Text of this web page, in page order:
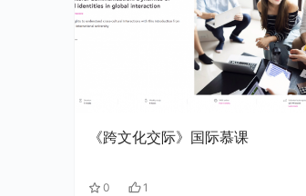
《跨文化交际》国际慕课
0 1